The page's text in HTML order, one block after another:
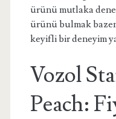
ürünü mutlaka
ürünü bulmak
keyifli bir deneyim
Vozol
Peach: